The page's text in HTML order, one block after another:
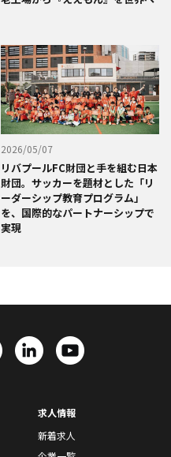
2026/05/07
リバプールFC財団と手を組む日本
財団。サッカーを題材とした「リ
ーダーシップ教育プログラム」
を、国際的なパートナーシップで
実現
求人情報
新着求人